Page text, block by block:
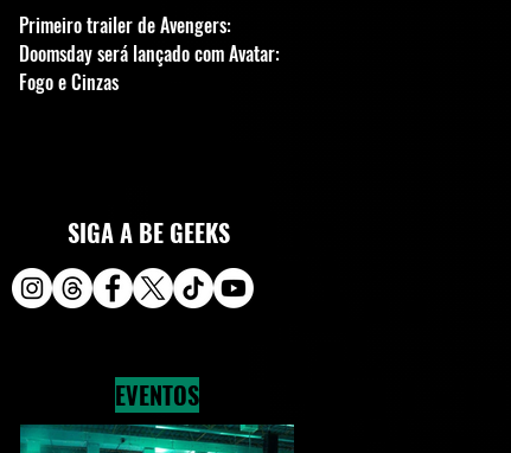
Primeiro trailer de Avengers:
Doomsday será lançado com Avatar:
Fogo e Cinzas
SIGA A BE GEEKS
EVENTOS